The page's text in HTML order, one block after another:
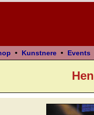
• Kunstnere• Events